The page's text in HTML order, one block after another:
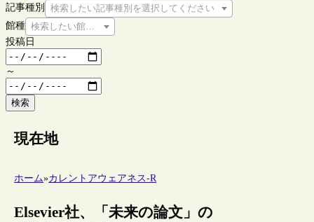
記事種別
検索したい記事種別を選択してください
館種 検索したい館種を選択してください
投稿日
～
検索
現在地
ホーム»カレントアウェアネス-R
Elsevier社、「未来の論文」の